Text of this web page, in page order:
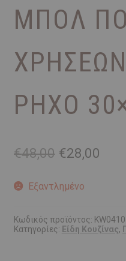
ΜΠΟΛ
ΧΡΉΣΕΩΝ
ΡΗΧΌ
€48,00 Original
was:
€28,00
Εξαντλημένο
Κωδικός προϊόντος: KW0410
Κατηγορίες: Είδη Κουζίνας,